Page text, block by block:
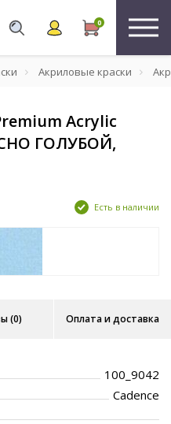
0
Акриловые краски
Acrylic
ГОЛУБОЙ,
Есть в наличии
(0) Оплата и доставка
100_9042
Cadence